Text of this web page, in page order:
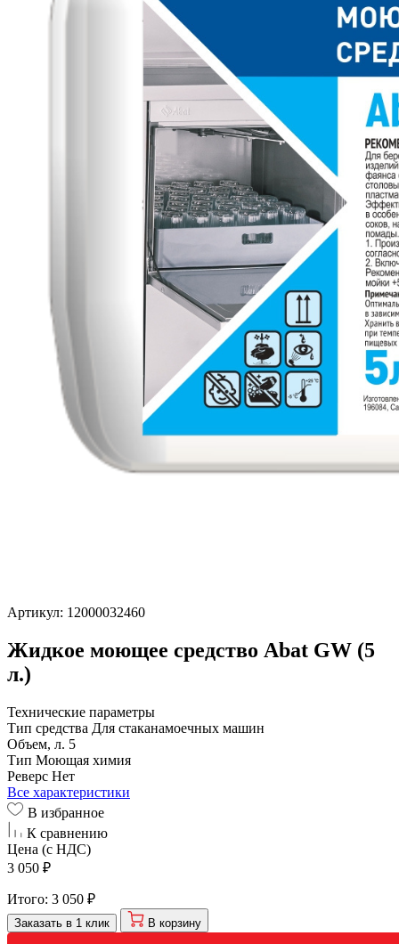
Артикул: 12000032460
Жидкое моющее средство Abat GW (5
л.)
Технические параметры
Тип средства Для стаканамоечных машин
Объем, л. 5
Тип Моющая химия
Реверс Нет
Все характеристики
В избранное
К сравнению
Цена (с НДС)
3 050 ₽
Итого: 3 050 ₽
Заказать в 1 клик В корзину